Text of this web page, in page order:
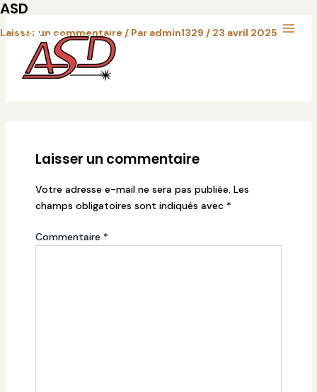
Aller
contenu
Menu
ASD
Laisser un commentaire / Par admin1329 / 23 avril 2025
Laisser un commentaire
Votre adresse e-mail ne sera pas publiée. Les
champs obligatoires sont indiqués avec *
Commentaire *